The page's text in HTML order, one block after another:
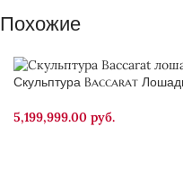
Похожие
Скульптура Baccarat
5,199,999.00 руб.